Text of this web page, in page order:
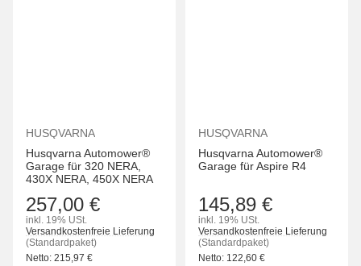
HUSQVARNA
Husqvarna Automower®
Garage für 320 NERA,
430X NERA, 450X NERA
257,00 €
inkl. 19% USt.
Versandkostenfreie Lieferung
(Standardpaket)
Netto: 215,97 €
HUSQVARNA
Husqvarna Automower®
Garage für Aspire R4
145,89 €
inkl. 19% USt.
Versandkostenfreie Lieferung
(Standardpaket)
Netto: 122,60 €